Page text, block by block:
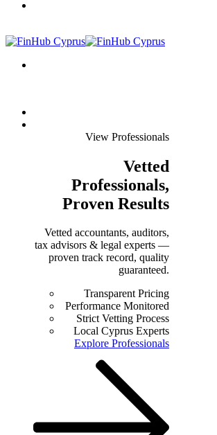
View Professionals
Vetted
Professionals,
Proven Results
Vetted accountants, auditors,
tax advisors & legal experts —
proven track record, quality
guaranteed.
Transparent Pricing
Performance Monitored
Strict Vetting Process
Local Cyprus Experts
Explore Professionals